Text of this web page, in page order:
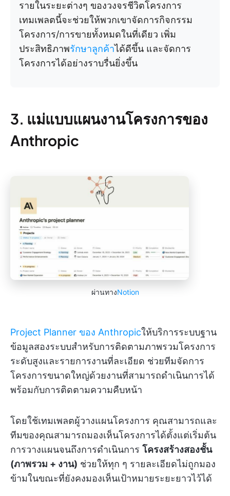
รายในระยะต่างๆ ของวงจรชีวิตโครงการ
เทมเพลตนี้จะช่วยให้พวกเขาจัดการกิจกรรม
โครงการ/การขายทั้งหมดในที่เดียว เพิ่ม
ประสิทธิภาพรักษาลูกค้าได้ดีขึ้น และจัดการ
โครงการได้อย่างราบรื่นยิ่งขึ้น
3. แม่แบบแผนงานโครงการของ
Anthropic
ผ่านทางNotion
Project Planner ของ Anthropicให้บริการระบบฐาน
ข้อมูลสองระบบสำหรับการติดตามภาพรวมโครงการ
ระดับสูงและรายการงานที่ละเอียด ช่วยทีมจัดการ
โครงการขนาดใหญ่ด้วยงานที่สามารถดำเนินการได้
พร้อมกับการติดตามความคืบหน้า
โดยใช้เทมเพลตผู้วางแผนโครงการ คุณสามารถและ
ทีมของคุณสามารถมองเห็นโครงการได้ตั้งแต่เริ่มต้น
การวางแผนจนถึงการดำเนินการ โครงสร้างสองชั้น
(ภาพรวม + งาน) ช่วยให้ทุก ๆ รายละเอียดไม่ถูกมอง
ข้ามในขณะที่ยังคงมองเห็นเป้าหมายระยะยาวไว้ได้